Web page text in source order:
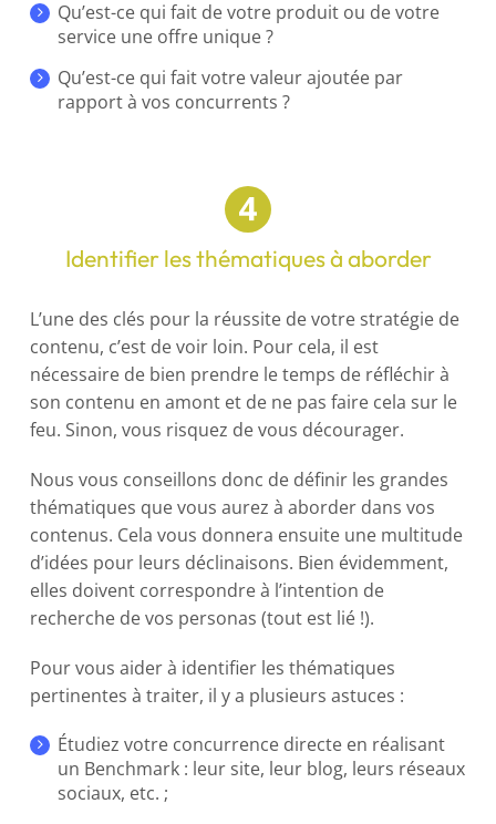
Qu’est-ce qui fait de votre produit ou de votre
service une offre unique ?
Qu’est-ce qui fait votre valeur ajoutée par
rapport à vos concurrents ?
Identifier les thématiques à aborder
L’une des clés pour la réussite de votre stratégie de
contenu, c’est de voir loin. Pour cela, il est
nécessaire de bien prendre le temps de réfléchir à
son contenu en amont et de ne pas faire cela sur le
feu. Sinon, vous risquez de vous décourager.
Nous vous conseillons donc de définir les grandes
thématiques que vous aurez à aborder dans vos
contenus. Cela vous donnera ensuite une multitude
d’idées pour leurs déclinaisons. Bien évidemment,
elles doivent correspondre à l’intention de
recherche de vos personas (tout est lié !).
Pour vous aider à identifier les thématiques
pertinentes à traiter, il y a plusieurs astuces :
Étudiez votre concurrence directe en réalisant
un Benchmark : leur site, leur blog, leurs réseaux
sociaux, etc. ;